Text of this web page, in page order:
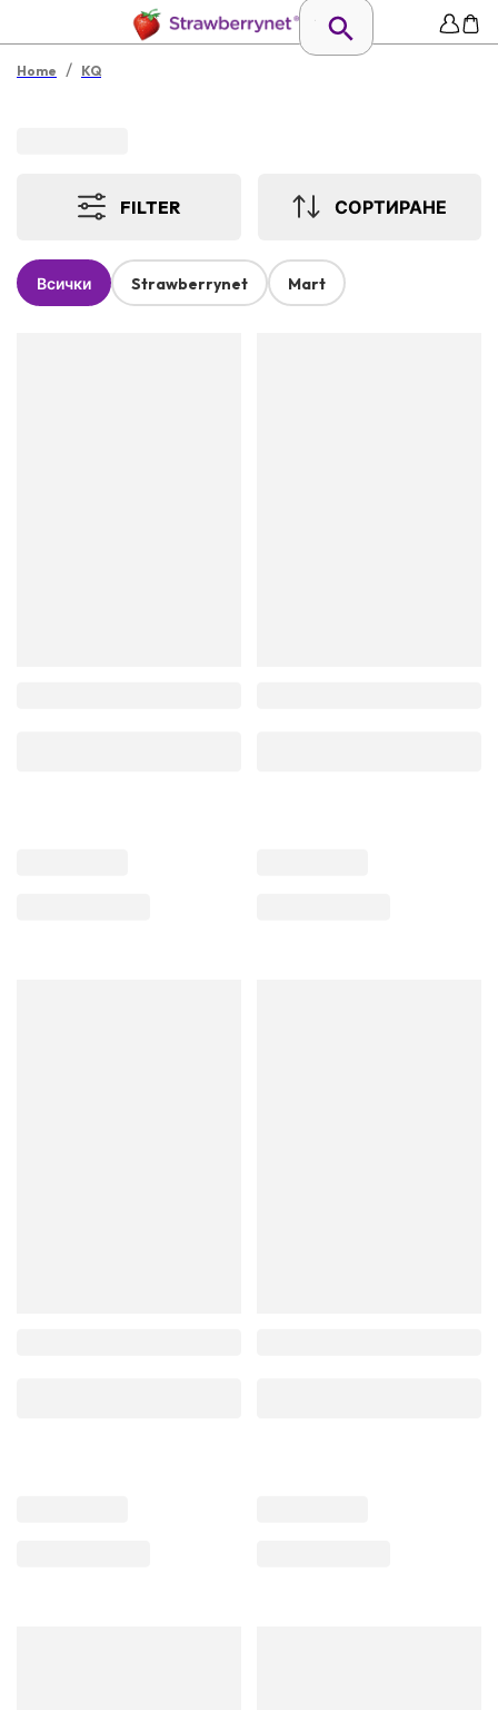
Home / KQ
FILTER СОРТИРАНЕ
Всички Strawberrynet Mart